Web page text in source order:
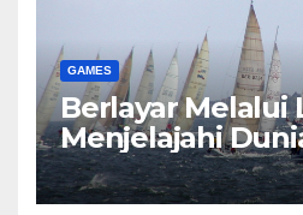
GAMES
Berlayar Melalui
Menjelajahi